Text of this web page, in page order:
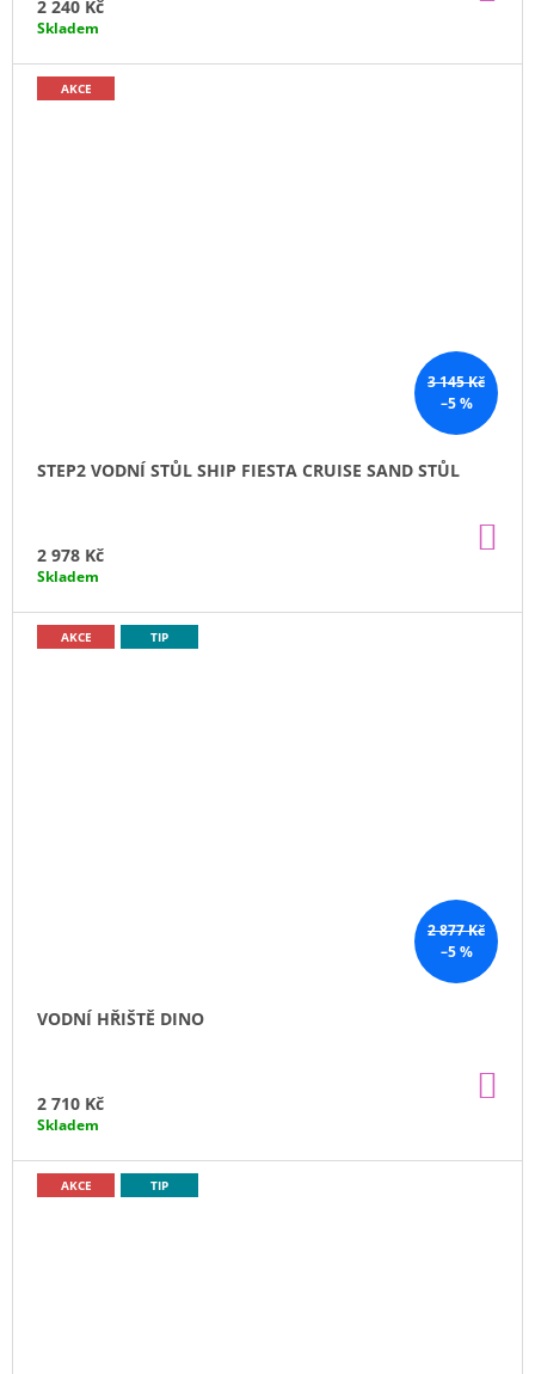
2 240 Kč
Skladem
3 145 Kč
–5 %
AKCE
STEP2 VODNÍ STŮL SHIP FIESTA CRUISE SAND STŮL
2 978 Kč
Skladem
2 877 Kč
–5 %
AKCE TIP
VODNÍ HŘIŠTĚ DINO
2 710 Kč
Skladem
AKCE TIP